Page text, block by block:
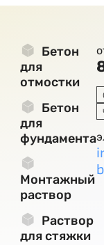
Бетон
для
отмостки
Бетон
для
фундамента
Монтажный
раствор
Раствор
для стяжки